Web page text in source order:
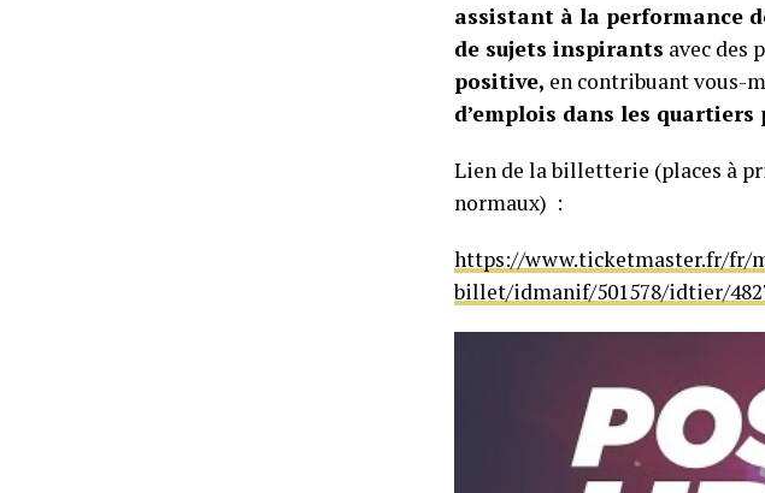
assistant à la performance
de sujets inspirants avec des
positive, en contribuant vous-
d’emplois dans les quartiers
Lien de la billetterie (places à
normaux) :
https://www.ticketmaster.fr/fr/
billet/idmanif/501578/idtier/